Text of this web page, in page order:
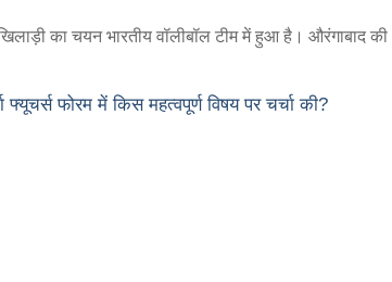
खिलाड़ी का चयन भारतीय वॉलीबॉल टीम में हुआ है। औरंगाबाद की
फ्यूचर्स फोरम में किस महत्वपूर्ण विषय पर चर्चा की?